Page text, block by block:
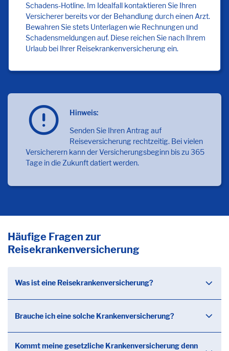
Schadens-Hotline. Im Idealfall kontaktieren Sie Ihren
Versicherer bereits vor der Behandlung durch einen Arzt.
Bewahren Sie stets Unterlagen wie Rechnungen und
Schadensmeldungen auf. Diese reichen Sie nach Ihrem
Urlaub bei Ihrer Reisekrankenversicherung ein.
Hinweis:
Senden Sie Ihren Antrag auf
Reiseversicherung rechtzeitig. Bei vielen
Versicherern kann der Versicherungsbeginn bis zu 365
Tage in die Zukunft datiert werden.
Häufige Fragen zur
Reisekrankenversicherung
Was ist eine Reisekrankenversicherung?
Brauche ich eine solche Krankenversicherung?
Kommt meine gesetzliche Krankenversicherung denn